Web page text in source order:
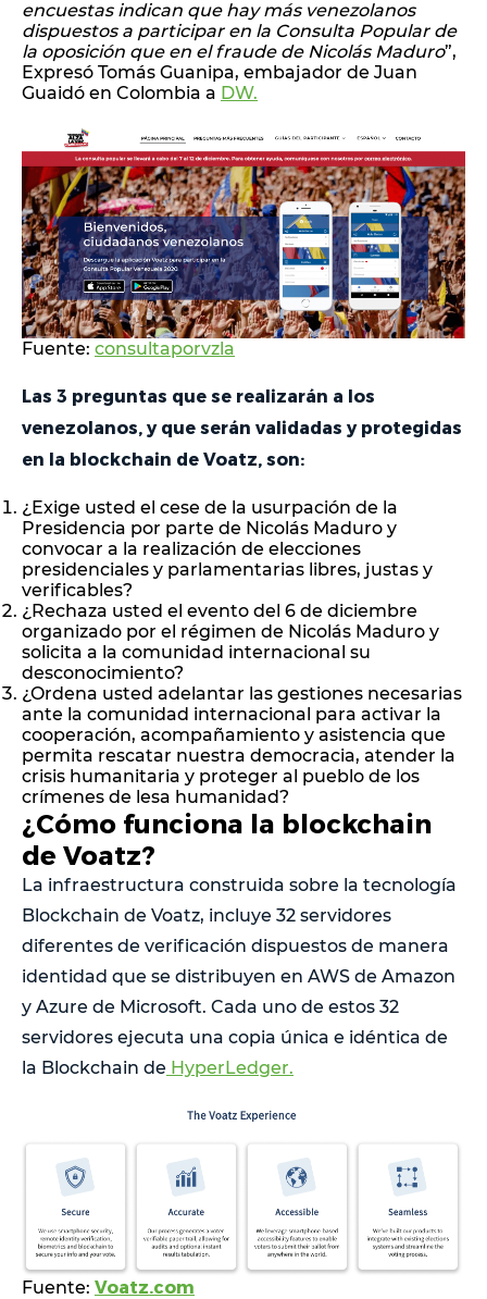
encuestas indican que hay más venezolanos
dispuestos a participar en la Consulta Popular de
la oposición que en el fraude de Nicolás Maduro”,
Expresó Tomás Guanipa, embajador de Juan
Guaidó en Colombia a DW.
Fuente: consultaporvzla
Las 3 preguntas que se realizarán a los
venezolanos, y que serán validadas y protegidas
en la blockchain de Voatz, son:
¿Exige usted el cese de la usurpación de la
Presidencia por parte de Nicolás Maduro y
convocar a la realización de elecciones
presidenciales y parlamentarias libres, justas y
verificables?
¿Rechaza usted el evento del 6 de diciembre
organizado por el régimen de Nicolás Maduro y
solicita a la comunidad internacional su
desconocimiento?
¿Ordena usted adelantar las gestiones necesarias
ante la comunidad internacional para activar la
cooperación, acompañamiento y asistencia que
permita rescatar nuestra democracia, atender la
crisis humanitaria y proteger al pueblo de los
crímenes de lesa humanidad?
¿Cómo funciona la blockchain
de Voatz?
La infraestructura construida sobre la tecnología
Blockchain de Voatz, incluye 32 servidores
diferentes de verificación dispuestos de manera
identidad que se distribuyen en AWS de Amazon
y Azure de Microsoft. Cada uno de estos 32
servidores ejecuta una copia única e idéntica de
la Blockchain de HyperLedger.
Fuente: Voatz.com